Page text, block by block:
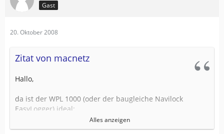
Gast
20. Oktober 2008
Zitat von macnetz
Hallo,
da ist der WPL 1000 (oder der baugleiche Navilock
EasyLogger) ideal:
klein - leicht - mit Standard-Akkus
Alles anzeigen